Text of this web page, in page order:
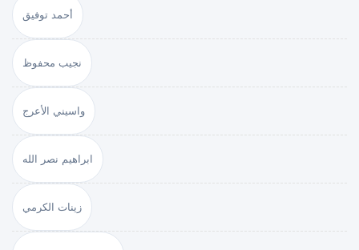
أحمد توفيق
نجيب محفوظ
واسيني الأعرج
ابراهيم نصر الله
زينات الكرمي